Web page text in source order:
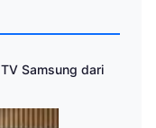
Samsung dari